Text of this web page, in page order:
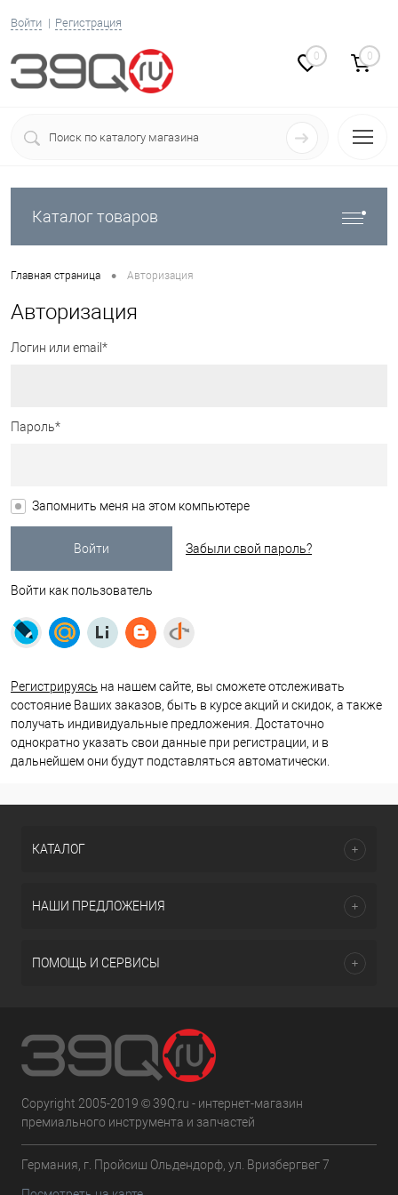
Войти Регистрация
0 0
Каталог товаров
Главная страница • Авторизация
Авторизация
Логин или email*
Пароль*
Запомнить меня на этом компьютере
Забыли свой пароль?
Войти как пользователь
Регистрируясь на нашем сайте, вы сможете отслеживать
состояние Ваших заказов, быть в курсе акций и скидок, а также
получать индивидуальные предложения. Достаточно
однократно указать свои данные при регистрации, и в
дальнейшем они будут подставляться автоматически.
КАТАЛОГ
НАШИ ПРЕДЛОЖЕНИЯ
ПОМОЩЬ И СЕРВИСЫ
Copyright 2005-2019 © 39Q.ru - интернет-магазин
премиального инструмента и запчастей
Германия, г. Пройсиш Ольдендорф, ул. Вризбергвег 7